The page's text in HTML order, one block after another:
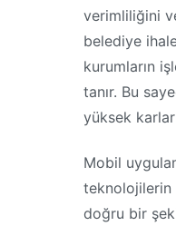
verimliliğini
belediye
kurumların
tanır. Bu
yüksek
Mobil
teknolojilerin
doğru bir